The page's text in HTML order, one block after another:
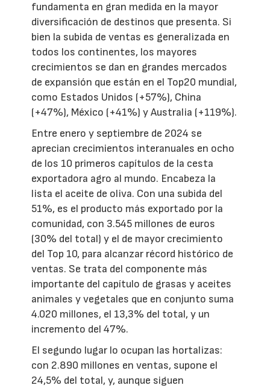
fundamenta en gran medida en la mayor
diversificación de destinos que presenta. Si
bien la subida de ventas es generalizada en
todos los continentes, los mayores
crecimientos se dan en grandes mercados
de expansión que están en el Top20 mundial,
como Estados Unidos (+57%), China
(+47%), México (+41%) y Australia (+119%).
Entre enero y septiembre de 2024 se
aprecian crecimientos interanuales en ocho
de los 10 primeros capítulos de la cesta
exportadora agro al mundo. Encabeza la
lista el aceite de oliva. Con una subida del
51%, es el producto más exportado por la
comunidad, con 3.545 millones de euros
(30% del total) y el de mayor crecimiento
del Top 10, para alcanzar récord histórico de
ventas. Se trata del componente más
importante del capítulo de grasas y aceites
animales y vegetales que en conjunto suma
4.020 millones, el 13,3% del total, y un
incremento del 47%.
El segundo lugar lo ocupan las hortalizas:
con 2.890 millones en ventas, supone el
24,5% del total, y, aunque siguen